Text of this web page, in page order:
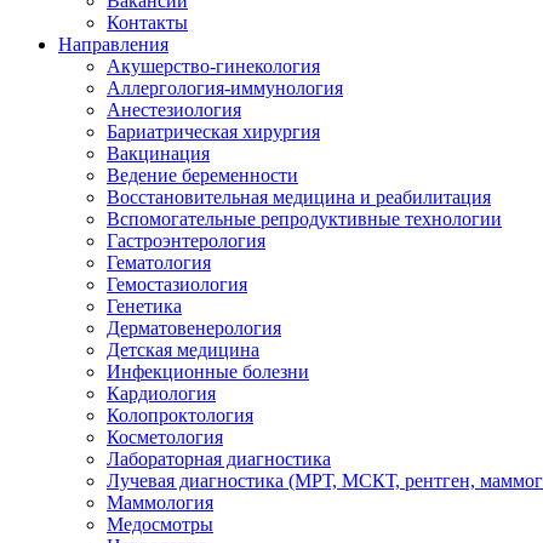
Контакты
Направления
Акушерство-гинекология
Аллергология-иммунология
Анестезиология
Бариатрическая хирургия
Вакцинация
Ведение беременности
Восстановительная медицина и реабилитация
Вспомогательные репродуктивные технологии
Гастроэнтерология
Гематология
Гемостазиология
Генетика
Дерматовенерология
Детская медицина
Инфекционные болезни
Кардиология
Колопроктология
Косметология
Лабораторная диагностика
Лучевая диагностика (МРТ, МСКТ, рентген,
Маммология
Медосмотры